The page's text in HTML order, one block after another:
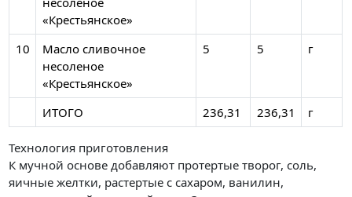
«Крестьянское»
10
Масло сливочное
несоленое
«Крестьянское»
5 5 г
ИТОГО 236,31 236,31 г
Технология приготовления
К мучной основе добавляют протертые творог, соль,
яичные желтки, растертые с сахаром, ванилин,